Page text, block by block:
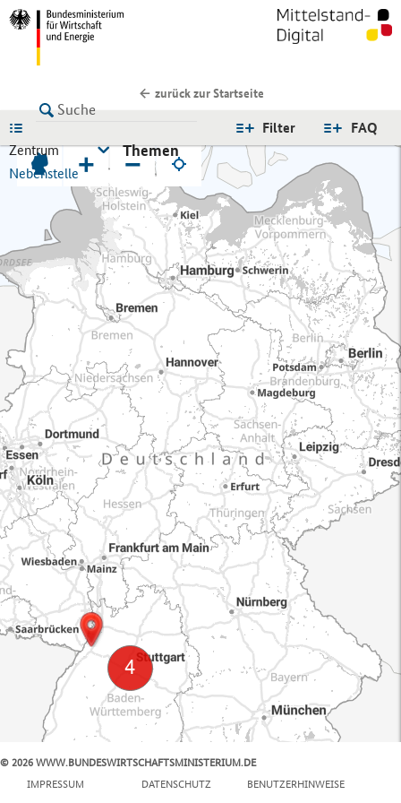
zurück zur Startseite
FAQ
Filter
Zentrum
Nebenstelle
Themen
+ −
© 2026 WWW.BUNDESWIRTSCHAFTSMINISTERIUM.DE
IMPRESSUM
DATENSCHUTZ BENUTZERHINWEISE